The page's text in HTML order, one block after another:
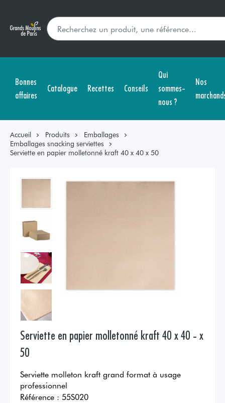
Bonnes
affaires
Catalogue Recettes Conseils
Qui
sommes-
nous ?
Nos
Accueil Produits
Emballages
Emballages snacking serviettes
Serviette en papier molletonné kraft 40 x 40 x 50
Serviette en papier molletonné kraft 40 x 40 - x
50
Serviette molleton kraft grand format à usage
professionnel
Référence : 55S020